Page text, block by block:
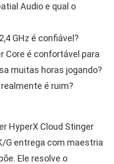
Audio e qual o
GHz é confiável?
Core é confortável para
muitas horas jogando?
é ruim?
HyperX Cloud Stinger
G entrega com maestria
Ele resolve o